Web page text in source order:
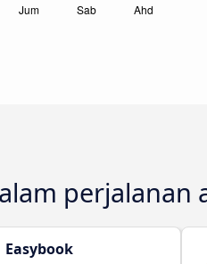
perjalanan
Easybook